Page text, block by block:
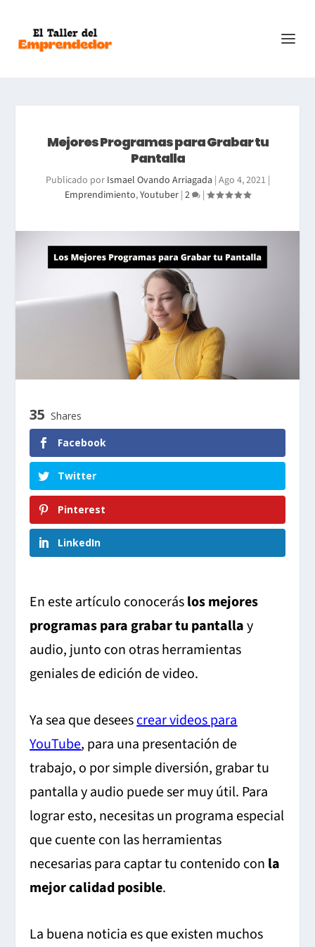
Mejores Programas para Grabar tu
Pantalla
Publicado por Ismael Ovando Arriagada | Ago 4, 2021 |
Emprendimiento,Youtuber | 2 |
35 Shares
Facebook
Twitter
Pinterest
LinkedIn
En este artículo conoceráslos mejores
programas para grabar tu pantallay
audio, junto con otras herramientas
geniales de edición de video.
Ya sea que deseescrear videos para
YouTube, para una presentación de
trabajo, o por simple diversión, grabar tu
pantalla y audio puede ser muy útil. Para
lograr esto, necesitas un programa especial
que cuente con las herramientas
necesarias para captar tu contenido con la
mejor calidad posible.
La buena noticia es que existen muchos